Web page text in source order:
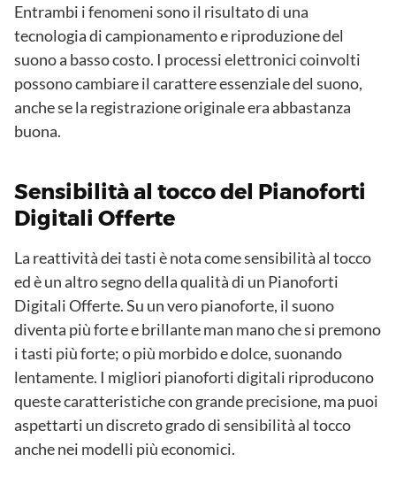
Entrambi i fenomeni sono il risultato di una
tecnologia di campionamento e riproduzione del
suono a basso costo. I processi elettronici coinvolti
possono cambiare il carattere essenziale del suono,
anche se la registrazione originale era abbastanza
buona.
Sensibilità al tocco del Pianoforti
Digitali Offerte
La reattività dei tasti è nota come sensibilità al tocco
ed è un altro segno della qualità di un Pianoforti
Digitali Offerte. Su un vero pianoforte, il suono
diventa più forte e brillante man mano che si premono
i tasti più forte; o più morbido e dolce, suonando
lentamente. I migliori pianoforti digitali riproducono
queste caratteristiche con grande precisione, ma puoi
aspettarti un discreto grado di sensibilità al tocco
anche nei modelli più economici.